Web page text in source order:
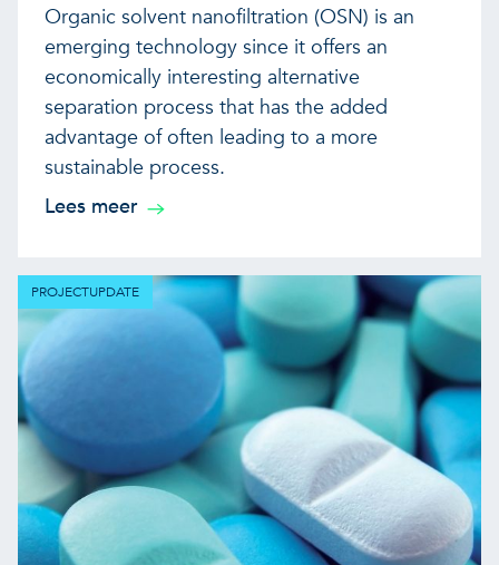
Organic solvent nanofiltration (OSN) is an
emerging technology since it offers an
economically interesting alternative
separation process that has the added
advantage of often leading to a more
sustainable process.
Lees meer
PROJECTUPDATE